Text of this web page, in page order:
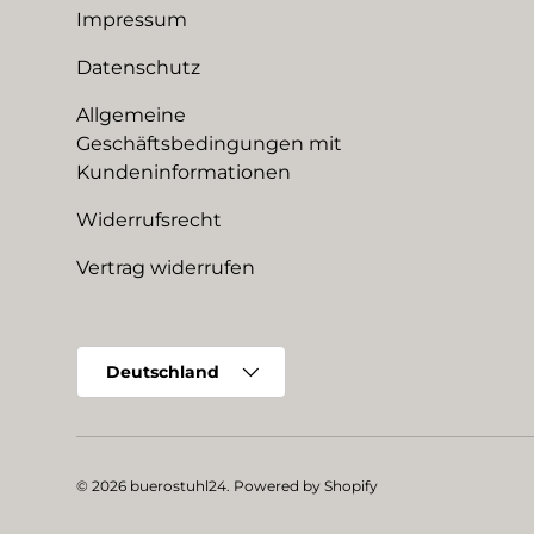
Impressum
Datenschutz
Allgemeine
Geschäftsbedingungen mit
Kundeninformationen
Widerrufsrecht
Vertrag widerrufen
Deutschland
© 2026 buerostuhl24. Powered by Shopify